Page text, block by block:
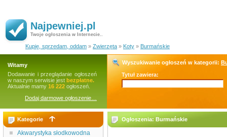
Najpewniej.pl
Twoje ogłoszenia w Internecie..
Kupię, sprzedam, oddam » Zwierzęta » Koty » Burmańskie
Witamy
Dodawanie i przeglądanie ogłoszeń
w naszym serwisie jest bezpłatne.
Aktualnie mamy 16 222 ogłoszeń.
Dodaj darmowe ogłoszenie…
Wyszukiwanie ogłoszeń w kategorii:
Tytuł zawiera:
Kategorie
Akwarystyka słodkowodna
Ogłoszenia: Burmańskie